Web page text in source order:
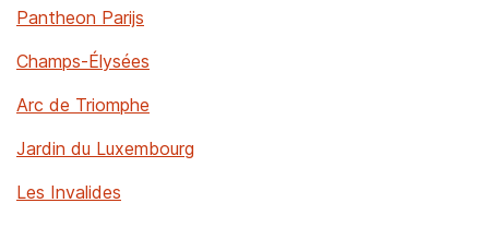
Pantheon Parijs
Champs-Élysées
Arc de Triomphe
Jardin du Luxembourg
Les Invalides